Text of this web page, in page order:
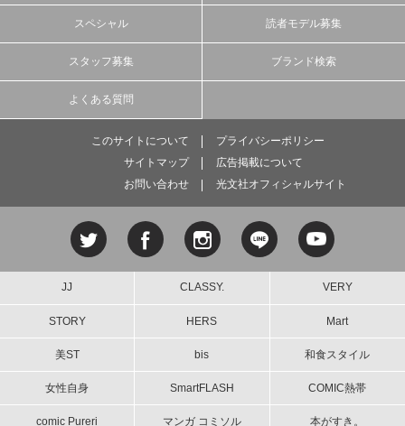
スペシャル 読者モデル募集
スタッフ募集 ブランド検索
よくある質問
このサイトについて
プライバシーポリシー
サイトマップ
広告掲載について
お問い合わせ
光文社オフィシャルサイト
JJ CLASSY. VERY
STORY HERS Mart
美ST bis 和食スタイル
女性自身 SmartFLASH COMIC熱帯
comic Pureri マンガ コミソル 本がすき。